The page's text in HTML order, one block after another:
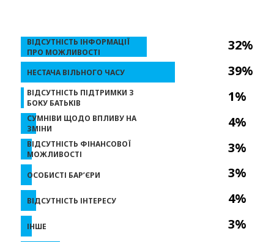
32%
39%
1%
4%
3%
3%
4%
3%
ВІДСУТНІСТЬ ІНФОРМАЦІЇ
ПРО МОЖЛИВОСТІ
НЕСТАЧА ВІЛЬНОГО ЧАСУ
ВІДСУТНІСТЬ ПІДТРИМКИ З
БОКУ БАТЬКІВ
СУМНІВИ ЩОДО ВПЛИВУ НА
ЗМІНИ
ВІДСУТНІСТЬ ФІНАНСОВОЇ
МОЖЛИВОСТІ
ОСОБИСТІ БАР’ЄРИ
ВІДСУТНІСТЬ ІНТЕРЕСУ
ІНШЕ